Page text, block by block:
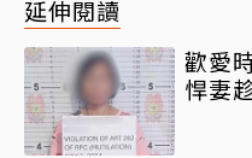
延伸閱讀
歡愛
悍妻